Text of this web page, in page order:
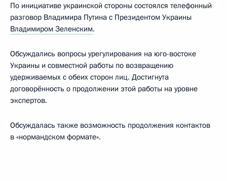
По инициативе украинской стороны состоялся телефонный
разговор Владимира Путина с Президентом Украины
Владимиром Зеленским.
Обсуждались вопросы урегулирования на юго-востоке
Украины и совместной работы по возвращению
удерживаемых с обеих сторон лиц. Достигнута
договорённость о продолжении этой работы на уровне
экспертов.
Обсуждалась также возможность продолжения контактов
в «нормандском формате».